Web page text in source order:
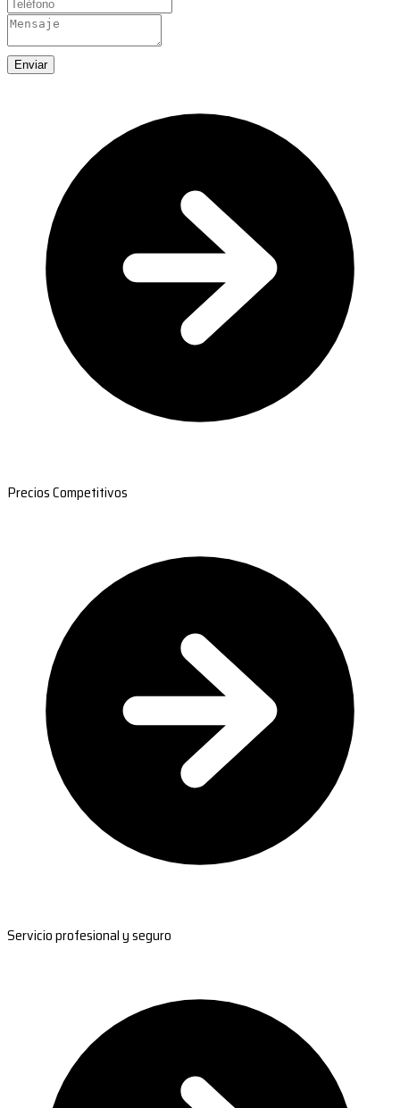
Enviar
Precios Competitivos
Servicio profesional y seguro